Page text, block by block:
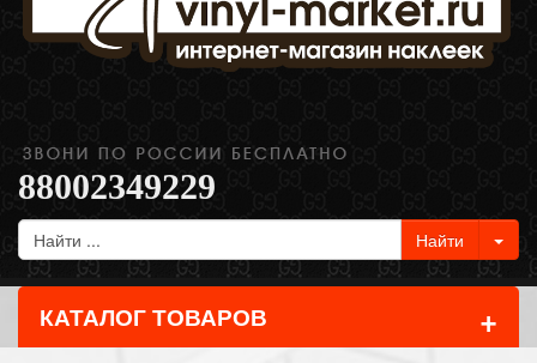
88002349229
КАТАЛОГ ТОВАРОВ +